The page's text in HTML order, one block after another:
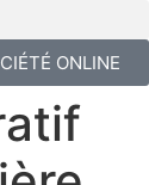
ONLINE